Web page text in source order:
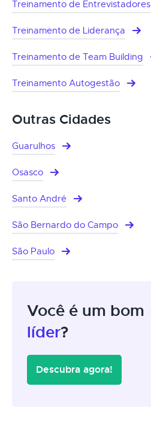
Treinamento de Entrevistadores
Treinamento de Liderança
Treinamento de Team Building
Treinamento Autogestão
Outras Cidades
Guarulhos
Osasco
Santo André
São Bernardo do Campo
São Paulo
Você é um bom
líder?
Descubra agora!